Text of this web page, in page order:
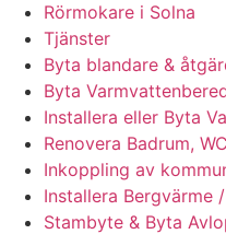
Rörmokare i Solna
Tjänster
Byta blandare &
Byta
Installera eller Byta
Renovera Badrum,
Inkoppling av
Installera Bergvärme
Stambyte & Byta